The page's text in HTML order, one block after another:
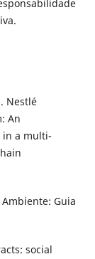
Nestlé
An
in a multi-
Ambiente: Guia
social